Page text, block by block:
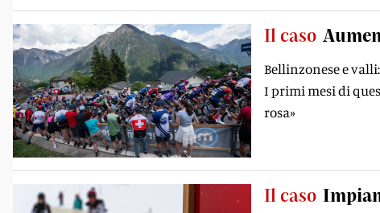
Il caso
Bellinzonese e
I primi mesi di
rosa»
Il caso